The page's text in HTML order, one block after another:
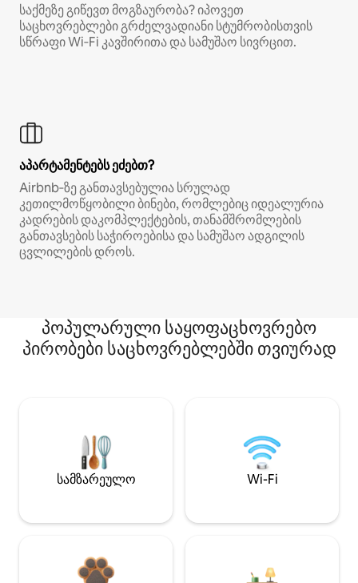
საქმეზე გიწევთ მოგზაურობა? იპოვეთ
საცხოვრებლები გრძელვადიანი სტუმრობისთვის
სწრაფი Wi‑Fi კავშირითა და სამუშაო სივრცით.
აპარტამენტებს ეძებთ?
Airbnb‑ზე განთავსებულია სრულად
კეთილმოწყობილი ბინები, რომლებიც იდეალურია
კადრების დაკომპლექტების, თანამშრომლების
განთავსების საჭიროებისა და სამუშაო ადგილის
ცვლილების დროს.
პოპულარული საყოფაცხოვრებო
პირობები საცხოვრებლებში თვიურად
სამზარეულო Wi-Fi